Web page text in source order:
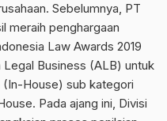
Sebelumnya, PT
meraih penghargaan
Law Awards 2019
Business (ALB) untuk
(In-House) sub kategori
Pada ajang ini, Divisi